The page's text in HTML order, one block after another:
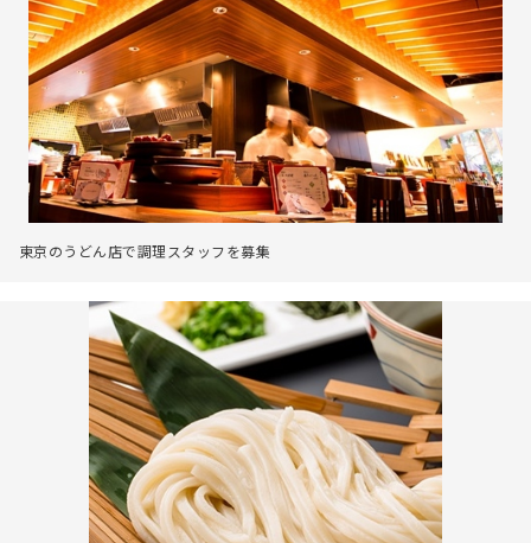
東京のうどん店で調理スタッフを募集